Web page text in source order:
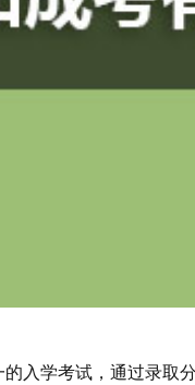
入学考试，通过录取